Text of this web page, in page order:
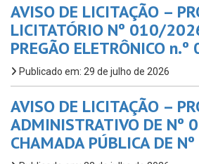
AVISO DE LICITAÇÃO –
LICITATÓRIO Nº 010/
PREGÃO ELETRÔNICO
Publicado em: 29 de julho de 2026
AVISO DE LICITAÇÃO –
ADMINISTRATIVO DE
CHAMADA PÚBLICA DE